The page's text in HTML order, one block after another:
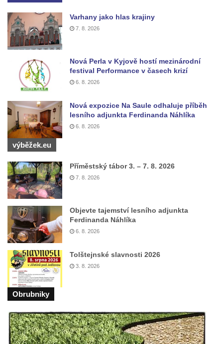
Budějovicích
Socha svatého Vincence Ferrerského na
nádvoří kláštera dominikánů v Českých
Socha svatého Zachariáše na nádvoří
kláštera dominikánů v Českých
Socha svatého Josefa na nádvoří kláštera
dominikánů v Českých Budějovicích
Socha svaté Anny na nádvoří kláštera
dominikánů v Českých Budějovicích
Socha svatého Dominika na nádvoří
kláštera dominikánů v Českých
Budějovicích
Sousoší Kalvárie před klášterem
dominikánů u Piaristického náměstí v
Českých Budějovicích
Socha svatého Václava u pramene v
Semilech
Pamětní deska Tomáše Garrigue Masaryka
na radnici v Českých Budějovicích
Českých Budějovicích
Pamětní deska Josefa Hloucha na
Varhany jako hlas krajiny
7. 8. 2026
Nová Perla v Kyjově hostí mezinárodní
festival Performance v časech krizí
6. 8. 2026
Nová expozice Na Saule odhaluje příběh
lesního adjunkta Ferdinanda Náhlíka
6. 8. 2026
výběžek.eu
Příměstský tábor 3. – 7. 8. 2026
7. 8. 2026
Objevte tajemství lesního adjunkta
Ferdinanda Náhlíka
6. 8. 2026
Tolštejnské slavnosti 2026
3. 8. 2026
Obrubniky